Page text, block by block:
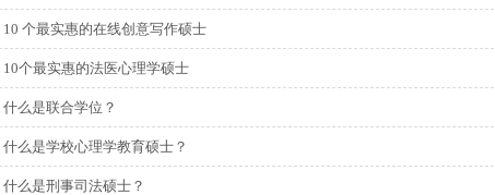
10 个最实惠的在线创意写作硕士
10个最实惠的法医心理学硕士
什么是联合学位？
什么是学校心理学教育硕士？
什么是刑事司法硕士？